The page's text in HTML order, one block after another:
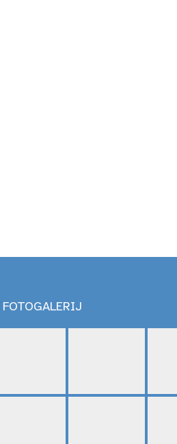
FOTOGALERIJ